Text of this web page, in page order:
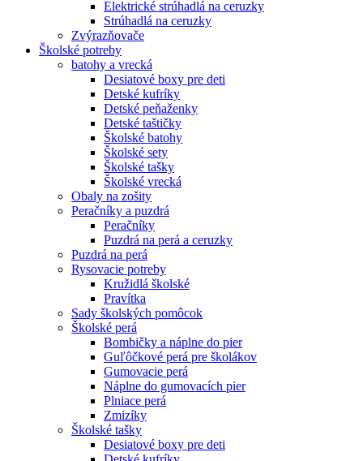
Elektrické strúhadlá na ceruzky
Strúhadlá na ceruzky
Zvýrazňovače
Školské potreby
batohy a vrecká
Desiatové boxy pre deti
Detské kufríky
Detské peňaženky
Detské taštičky
Školské batohy
Školské sety
Školské tašky
Školské vrecká
Obaly na zošity
Peračníky a puzdrá
Peračníky
Puzdrá na perá a ceruzky
Puzdrá na perá
Rysovacie potreby
Kružidlá školské
Pravítka
Sady školských pomôcok
Školské perá
Bombičky a náplne do pier
Guľôčkové perá pre školákov
Gumovacie perá
Náplne do gumovacích pier
Plniace perá
Zmizíky
Školské tašky
Desiatové boxy pre deti